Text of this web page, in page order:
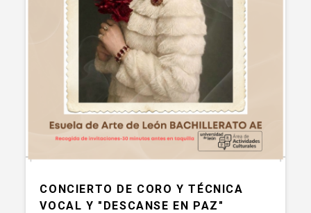
CONCIERTO DE CORO Y TÉCNICA
VOCAL Y "DESCANSE EN PAZ"